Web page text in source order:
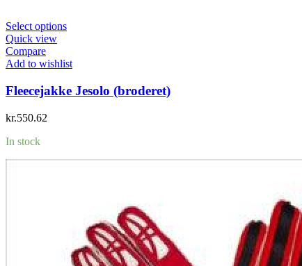
Select options
Quick view
Compare
Add to wishlist
Fleecejakke Jesolo (broderet)
kr.550.62
In stock